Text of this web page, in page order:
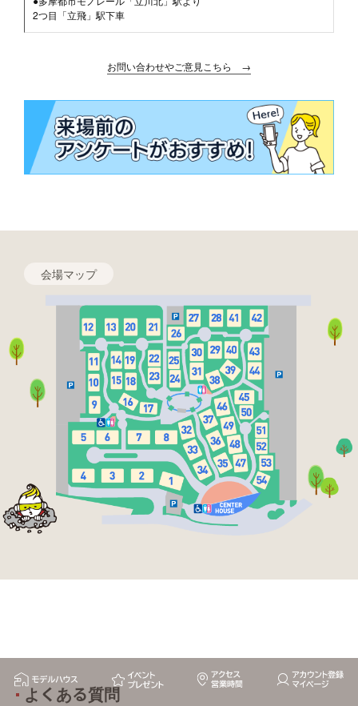
2つ目「立飛」駅下車
お問い合わせやご意見こちら →
会場マップ
よくある質問